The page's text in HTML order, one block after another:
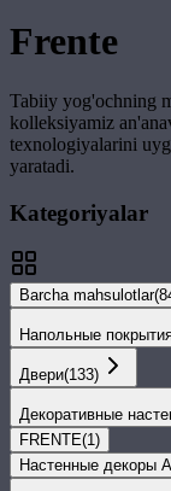
Frente
Tabiiy yog'ochning
kolleksiyamiz
texnologiyalarini
yaratadi.
Kategoriyalar
Barcha mahsulotlar(
Напольные
Двери(133)
Декоративные
FRENTE(1)
Настенные декоры